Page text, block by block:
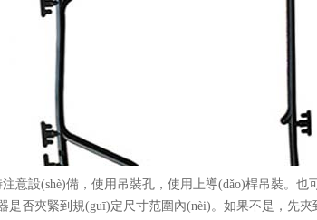
意設(shè)備，使用吊裝孔，使用上導(dǎo)桿吊裝。
否夾緊到規(guī)定尺寸范圍內(nèi)。如果不是，先夾到指